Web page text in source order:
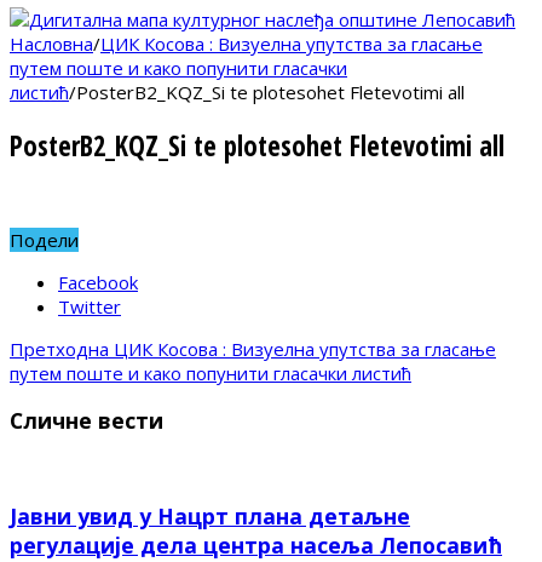
Насловна/ЦИК Косова : Визуелна упутства за гласање
путем поште и како попунити гласачки
листић/PosterB2_KQZ_Si te plotesohet Fletevotimi all
PosterB2_KQZ_Si te plotesohet Fletevotimi all
Подели
Facebook
Twitter
Претходна ЦИК Косова : Визуелна упутства за гласање
путем поште и како попунити гласачки листић
Сличне вести
Јавни увид у Нацрт плана детаљне
регулације дела центра насеља Лепосавић